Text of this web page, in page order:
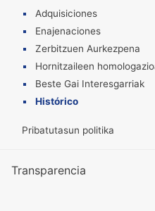
Adquisiciones
Enajenaciones
Zerbitzuen Aurkezpena
Hornitzaileen
Beste Gai Interesgarriak
Histórico
Pribatutasun politika
Transparencia